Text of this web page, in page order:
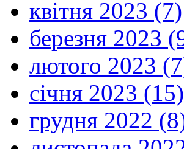
квітня 2023 (7)
березня 2023
лютого 2023
січня 2023 (15)
грудня 2022